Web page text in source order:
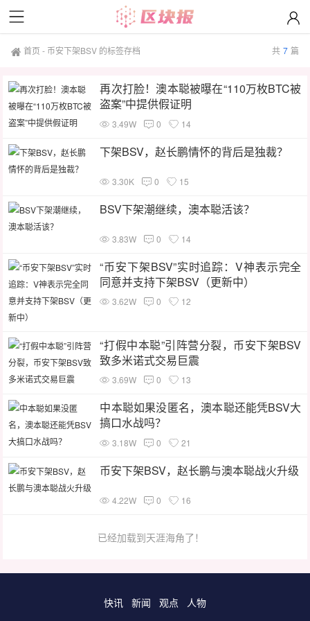
首页 - 币安下架BSV 的标签存档 共 7 篇
再次打脸！澳本聪被曝在“110万枚BTC被
盗案”中提供假证明
3.49W 0 14
下架BSV，赵长鹏情怀的背后是独裁？
3.30K 0 15
BSV下架潮继续，澳本聪活该？
3.83W 0 14
“币安下架BSV”实时追踪：V神表示完全
同意并支持下架BSV（更新中）
3.62W 0 12
“打假中本聪”引阵营分裂，币安下架BSV
致多米诺式交易巨震
3.69W 0 13
中本聪如果没匿名，澳本聪还能凭BSV大
搞口水战吗？
3.18W 0 21
币安下架BSV，赵长鹏与澳本聪战火升级
4.22W 0 16
已经加载到天涯海角了！
快讯 新闻 观点
人物